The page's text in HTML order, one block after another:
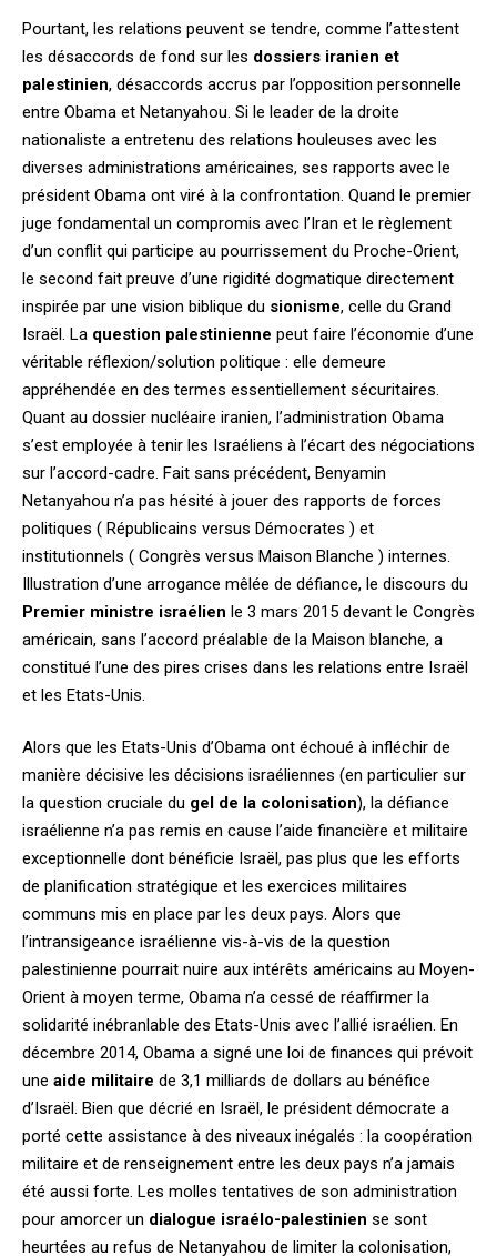
Pourtant, les relations peuvent se tendre, comme l’attestent
les désaccords de fond sur les dossiers iranien et
palestinien, désaccords accrus par l’opposition personnelle
entre Obama et Netanyahou. Si le leader de la droite
nationaliste a entretenu des relations houleuses avec les
diverses administrations américaines, ses rapports avec le
président Obama ont viré à la confrontation. Quand le premier
juge fondamental un compromis avec l’Iran et le règlement
d’un conflit qui participe au pourrissement du Proche-Orient,
le second fait preuve d’une rigidité dogmatique directement
inspirée par une vision biblique du sionisme, celle du Grand
Israël. La question palestinienne peut faire l’économie d’une
véritable réflexion/solution politique : elle demeure
appréhendée en des termes essentiellement sécuritaires.
Quant au dossier nucléaire iranien, l’administration Obama
s’est employée à tenir les Israéliens à l’écart des négociations
sur l’accord-cadre. Fait sans précédent, Benyamin
Netanyahou n’a pas hésité à jouer des rapports de forces
politiques ( Républicains versus Démocrates ) et
institutionnels ( Congrès versus Maison Blanche ) internes.
Illustration d’une arrogance mêlée de défiance, le discours du
Premier ministre israélien le 3 mars 2015 devant le Congrès
américain, sans l’accord préalable de la Maison blanche, a
constitué l’une des pires crises dans les relations entre Israël
et les Etats-Unis.
Alors que les Etats-Unis d’Obama ont échoué à infléchir de
manière décisive les décisions israéliennes (en particulier sur
la question cruciale du gel de la colonisation), la défiance
israélienne n’a pas remis en cause l’aide financière et militaire
exceptionnelle dont bénéficie Israël, pas plus que les efforts
de planification stratégique et les exercices militaires
communs mis en place par les deux pays. Alors que
l’intransigeance israélienne vis-à-vis de la question
palestinienne pourrait nuire aux intérêts américains au Moyen-
Orient à moyen terme, Obama n’a cessé de réaffirmer la
solidarité inébranlable des Etats-Unis avec l’allié israélien. En
décembre 2014, Obama a signé une loi de finances qui prévoit
une aide militaire de 3,1 milliards de dollars au bénéfice
d’Israël. Bien que décrié en Israël, le président démocrate a
porté cette assistance à des niveaux inégalés : la coopération
militaire et de renseignement entre les deux pays n’a jamais
été aussi forte. Les molles tentatives de son administration
pour amorcer un dialogue israélo-palestinien se sont
heurtées au refus de Netanyahou de limiter la colonisation,